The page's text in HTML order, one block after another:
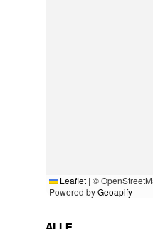
Leaflet | ©
Powered byGeoapify